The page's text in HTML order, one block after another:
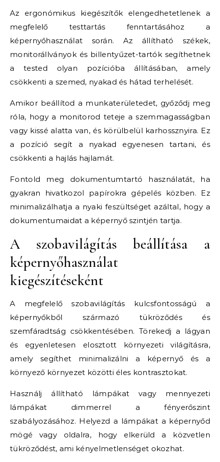
Az ergonómikus kiegészítők elengedhetetlenek a
megfelelő testtartás fenntartásához a
képernyőhasználat során. Az állítható székek,
monitorállványok és billentyűzet-tartók segíthetnek
a tested olyan pozícióba állításában, amely
csökkenti a szemed, nyakad és hátad terhelését.
Amikor beállítod a munkaterületedet, győződj meg
róla, hogy a monitorod teteje a szemmagasságban
vagy kissé alatta van, és körülbelül karhossznyira. Ez
a pozíció segít a nyakad egyenesen tartani, és
csökkenti a hajlás hajlamát.
Fontold meg dokumentumtartó használatát, ha
gyakran hivatkozol papírokra gépelés közben. Ez
minimalizálhatja a nyaki feszültséget azáltal, hogy a
dokumentumaidat a képernyő szintjén tartja.
A szobavilágítás beállítása a
képernyőhasználat
kiegészítéseként
A megfelelő szobavilágítás kulcsfontosságú a
képernyőkből származó tükröződés és
szemfáradtság csökkentésében. Törekedj a lágyan
és egyenletesen elosztott környezeti világításra,
amely segíthet minimalizálni a képernyő és a
környező környezet közötti éles kontrasztokat.
Használj állítható lámpákat vagy mennyezeti
lámpákat dimmerrel a fényerőszint
szabályozásához. Helyezd a lámpákat a képernyőd
mögé vagy oldalra, hogy elkerüld a közvetlen
tükröződést, ami kényelmetlenséget okozhat.